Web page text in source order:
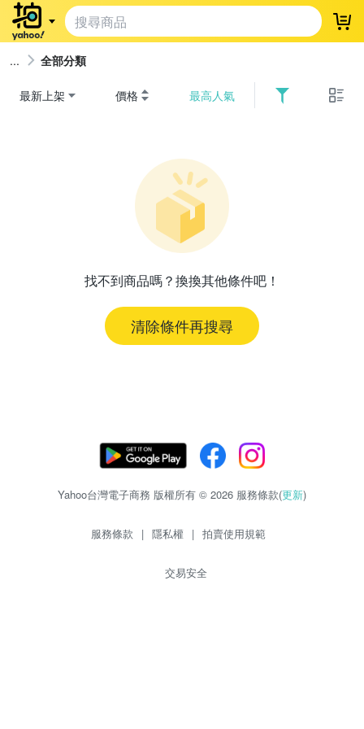
登
全部分類
最新上架 價格 最高人氣
找不到商品嗎？換換其他條件吧！
清除條件再搜尋
Yahoo台灣電子商務 版權所有 © 2026 服務條款(更新)
服務條款 | 隱私權 | 拍賣使用規範
交易安全